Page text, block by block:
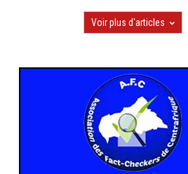
Voir plus d'articles